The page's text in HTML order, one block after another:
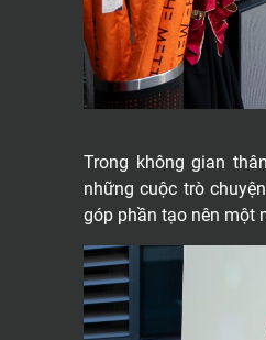
Trong không gian
những cuộc trò
góp phần tạo nên một